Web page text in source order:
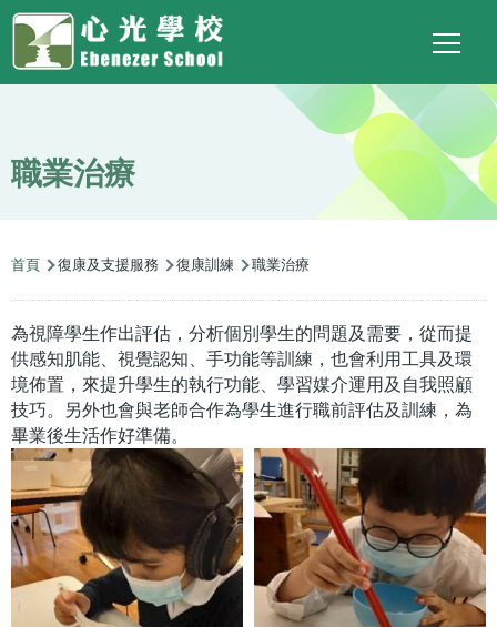
移至主內容
Top
Social
Link
Language
switcher
Main
navigation
職業治療
導
連
結
首頁 復康及支援服務 復康訓練 職業治療
為視障學生作出評估，分析個別學生的問題及需要，從而提
供感知肌能、視覺認知、手功能等訓練，也會利用工具及環
境佈置，來提升學生的執行功能、學習媒介運用及自我照顧
技巧。另外也會與老師合作為學生進行職前評估及訓練，為
畢業後生活作好準備。